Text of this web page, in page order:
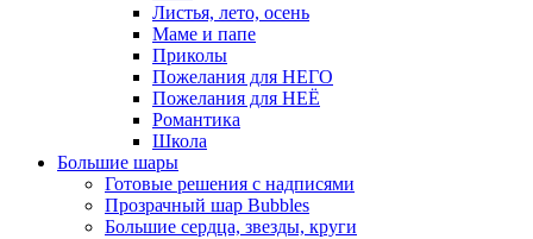
Листья, лето, осень
Маме и папе
Приколы
Пожелания для НЕГО
Пожелания для НЕЁ
Романтика
Школа
Большие шары
Готовые решения с надписями
Прозрачный шар Bubbles
Большие сердца, звезды, круги